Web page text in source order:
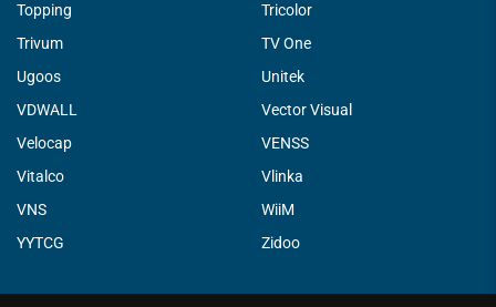
Topping
Tricolor
Trivum
TV One
Ugoos
Unitek
VDWALL
Vector Visual
Velocap
VENSS
Vitalco
Vlinka
VNS
WiiM
YYTCG
Zidoo